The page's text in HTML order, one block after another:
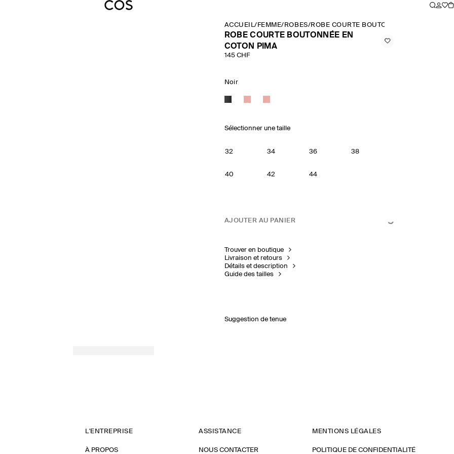
ACCUEIL/ FEMME/ ROBES/ROBE COURTE BOUTONNÉE EN COTON
ROBE COURTE BOUTONNÉE EN
COTON PIMA
145 CHF
Noir
Sélectionner une taille
32 34 36 38
40 42 44
AJOUTER AU PANIER
Trouver en boutique
Livraison et retours
Détails et description
Guide des tailles
Suggestion de tenue
L'ENTREPRISE
À PROPOS
ASSISTANCE
NOUS CONTACTER
MENTIONS LÉGALES
POLITIQUE DE CONFIDENTIALITÉ